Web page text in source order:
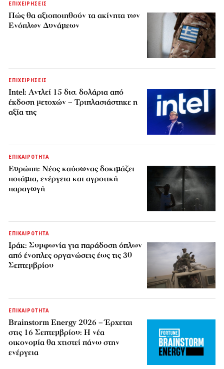
ΕΠΙΧΕΙΡΗΣΕΙΣ
Πώς θα αξιοποιηθούν τα ακίνητα των
Ενόπλων Δυνάμεων
ΕΠΙΧΕΙΡΗΣΕΙΣ
Intel: Αντλεί 15 δισ. δολάρια από
έκδοση μετοχών – Τριπλασιάστηκε η
αξία της
ΕΠΙΚΑΙΡΟΤΗΤΑ
Ευρώπη: Νέος καύσωνας δοκιμάζει
ποτάμια, ενέργεια και αγροτική
παραγωγή
ΕΠΙΚΑΙΡΟΤΗΤΑ
Ιράκ: Συμφωνία για παράδοση όπλων
από ένοπλες οργανώσεις έως τις 30
Σεπτεμβρίου
ΕΠΙΚΑΙΡΟΤΗΤΑ
Brainstorm Energy 2026 – Έρχεται
στις 16 Σεπτεμβρίου: Η νέα
οικονομία θα χτιστεί πάνω στην
ενέργεια